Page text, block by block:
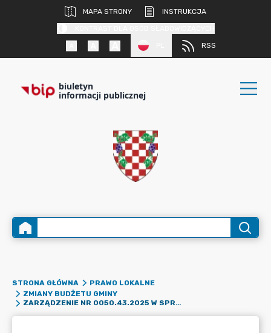
MAPA STRONY
INSTRUKCJA
RSS
biuletyn
informacji publicznej
STRONA GŁÓWNA
PRAWO LOKALNE
ZMIANY BUDŻETU GMINY
ZARZĄDZENIE NR 0050.43.2025 W SPRAWIE ZMIAN BUDŻETU GMINY MŚCIWOJÓW NA ROK 2025 - 9 CZERWCA 2025 R.